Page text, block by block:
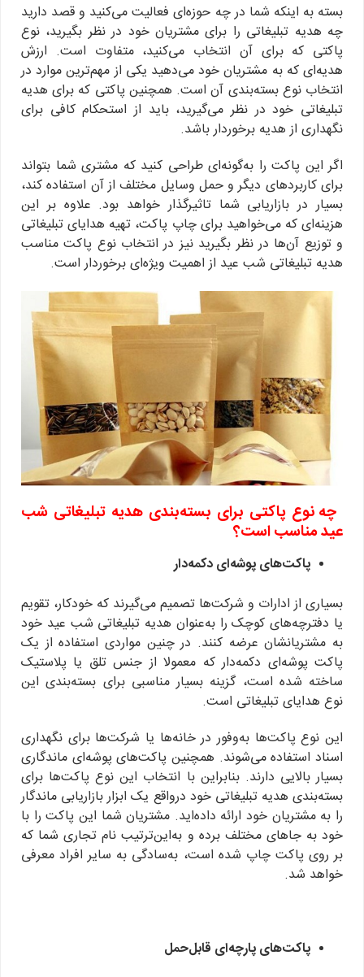
بسته به اینکه شما در چه حوزه‌ای فعالیت می‌کنید و قصد دارید
چه هدیه تبلیغاتی را برای مشتریان خود در نظر بگیرید، نوع
پاکتی که برای آن انتخاب می‌کنید، متفاوت است. ارزش
هدیه‌ای که به مشتریان خود می‌دهید یکی از مهم‌ترین موارد در
انتخاب نوع بسته‌بندی آن است. همچنین پاکتی که برای هدیه
تبلیغاتی خود در نظر می‌گیرید، باید از استحکام کافی برای
نگهداری از هدیه برخوردار باشد.
اگر این پاکت را به‌گونه‌ای طراحی کنید که مشتری شما بتواند
برای کاربردهای دیگر و حمل وسایل مختلف از آن استفاده کند،
بسیار در بازاریابی شما تاثیرگذار خواهد بود. علاوه بر این
هزینه‌ای که می‌خواهید برای چاپ پاکت، تهیه هدایای تبلیغاتی
و توزیع آن‌ها در نظر بگیرید نیز در انتخاب نوع پاکت مناسب
هدیه تبلیغاتی شب عید از اهمیت ویژه‌ای برخوردار است.
چه نوع پاکتی برای بسته‌بندی هدیه تبلیغاتی شب
عید مناسب است؟
پاکت‌های پوشه‌ای دکمه‌دار
بسیاری از ادارات و شرکت‌ها تصمیم می‌گیرند که خودکار، تقویم
یا دفترچه‌های کوچک را به‌عنوان هدیه تبلیغاتی شب عید خود
به مشتریانشان عرضه کنند. در چنین مواردی استفاده از یک
پاکت پوشه‌ای دکمه‌دار که معمولا از جنس تلق یا پلاستیک
ساخته شده است، گزینه بسیار مناسبی برای بسته‌بندی این
نوع هدایای تبلیغاتی است.
این نوع پاکت‌ها به‌وفور در خانه‌ها یا شرکت‌ها برای نگهداری
اسناد استفاده می‌شوند. همچنین پاکت‌های پوشه‌ای ماندگاری
بسیار بالایی دارند. بنابراین با انتخاب این نوع پاکت‌ها برای
بسته‌بندی هدیه تبلیغاتی خود درواقع یک ابزار بازاریابی ماندگار
را به مشتریان خود ارائه داده‌اید. مشتریان شما این پاکت را با
خود به جاهای مختلف برده و به‌این‌ترتیب نام تجاری شما که
بر روی پاکت چاپ شده است، به‌سادگی به سایر افراد معرفی
خواهد شد.
پاکت‌های پارچه‌ای قابل‌حمل